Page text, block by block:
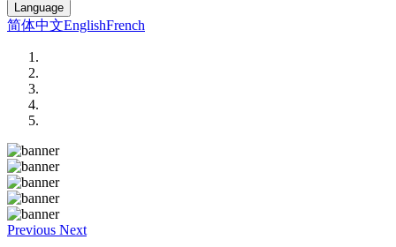
Language
简体中文EnglishFrench
Previous Next